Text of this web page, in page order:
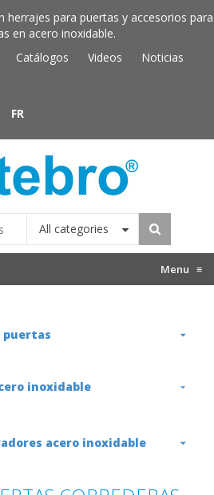
herrajes para puertas y accesorios para
en acero inoxidable.
Catálogos Videos
Noticias
FR
All categories
Menu ≡
puertas
inoxidable
acero inoxidable